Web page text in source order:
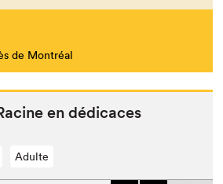
de Montréal
en dédicaces
Adulte